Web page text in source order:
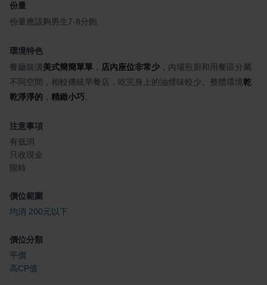
份量
份量應該夠男生7-8分飽
環境特色
餐廳裝潢美式簡簡單單 ， 店內座位非常少 ，內場煎廚和用餐區分屬
不同空間，相較傳統早餐店，吃完身上的油煙味較少。整體環境乾
乾淨淨的 ， 精緻小巧
注意事項
有低消
只收現金
限時
價位範圍
均消 200元以下
價位分類
平價
高CP值